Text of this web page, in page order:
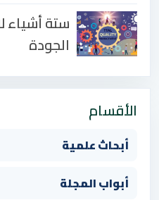
ستة أشياء
الجودة
الأقسام
أبحاث علمية
أبواب المجلة